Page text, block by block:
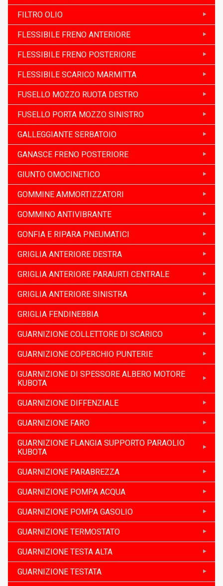
FILTRO OLIO
FLESSIBILE FRENO ANTERIORE
FLESSIBILE FRENO POSTERIORE
FLESSIBILE SCARICO MARMITTA
FUSELLO MOZZO RUOTA DESTRO
FUSELLO PORTA MOZZO SINISTRO
GALLEGGIANTE SERBATOIO
GANASCE FRENO POSTERIORE
GIUNTO OMOCINETICO
GOMMINE AMMORTIZZATORI
GOMMINO ANTIVIBRANTE
GONFIA E RIPARA PNEUMATICI
GRIGLIA ANTERIORE DESTRA
GRIGLIA ANTERIORE PARAURTI CENTRALE
GRIGLIA ANTERIORE SINISTRA
GRIGLIA FENDINEBBIA
GUARNIZIONE COLLETTORE DI SCARICO
GUARNIZIONE COPERCHIO PUNTERIE
GUARNIZIONE DI SPESSORE ALBERO MOTORE
KUBOTA
GUARNIZIONE DIFFENZIALE
GUARNIZIONE FARO
GUARNIZIONE FLANGIA SUPPORTO PARAOLIO
KUBOTA
GUARNIZIONE PARABREZZA
GUARNIZIONE POMPA ACQUA
GUARNIZIONE POMPA GASOLIO
GUARNIZIONE TERMOSTATO
GUARNIZIONE TESTA ALTA
GUARNIZIONE TESTATA